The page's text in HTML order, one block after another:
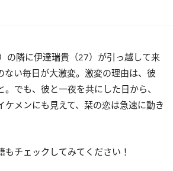
の隣に伊達瑞貴（27）が引っ越して来
ない毎日が大激変。激変の理由は、彼
でも、彼と一夜を共にした日から、
ケメンにも見えて、栞の恋は急速に動き
チェックしてみてください！